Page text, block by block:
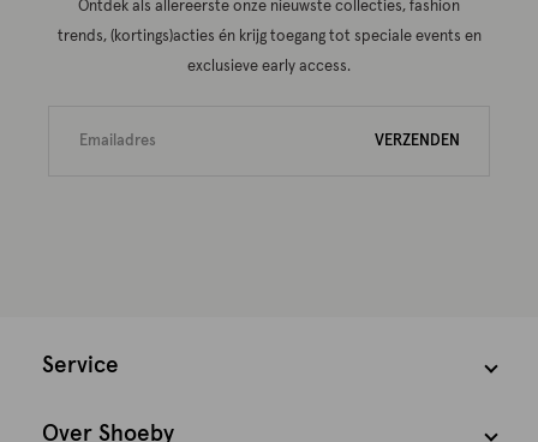
Ontdek als allereerste onze nieuwste collecties, fashion
trends, (kortings)acties én krijg toegang tot speciale events en
exclusieve early access.
VERZENDEN
Service
Over Shoeby